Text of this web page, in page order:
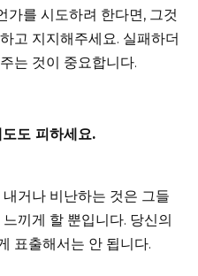
가를 시도하려 한다면, 그것
고 지지해주세요. 실패하더
는 것이 중요합니다.
도 피하세요.
거나 비난하는 것은 그들
끼게 할 뿐입니다. 당신의
표출해서는 안 됩니다.